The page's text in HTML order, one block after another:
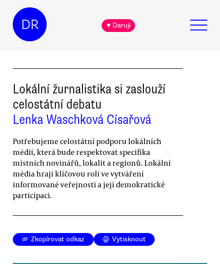
DR ♥ Daruji
Lokální žurnalistika si zaslouží
celostátní debatu
Lenka Waschková Císařová
Potřebujeme celostátní podporu lokálních
médií, která bude respektovat specifika
místních novinářů, lokalit a regionů. Lokální
média hrají klíčovou roli ve vytváření
informované veřejnosti a její demokratické
participaci.
Zkopírovat odkaz Vytisknout